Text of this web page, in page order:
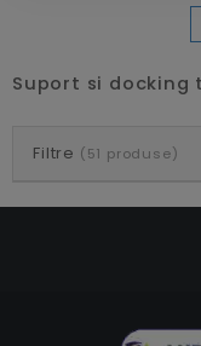
Filtre (51 produse)
Suport si docking